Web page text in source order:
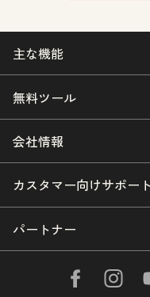
主な機能
無料ツール
会社情報
カスタマー向けサポート
パートナー